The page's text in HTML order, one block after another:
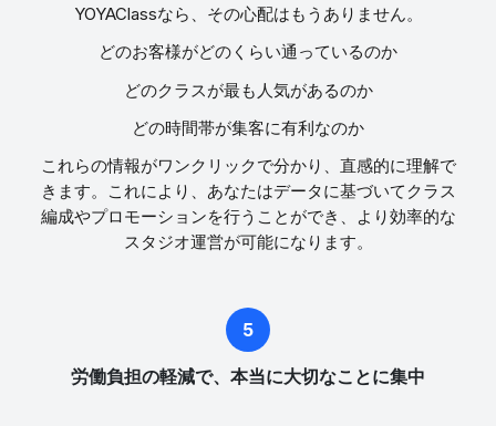
YOYAClassなら、その心配はもうありません。
どのお客様がどのくらい通っているのか
どのクラスが最も人気があるのか
どの時間帯が集客に有利なのか
これらの情報がワンクリックで分かり、直感的に理解で
きます。これにより、あなたはデータに基づいてクラス
編成やプロモーションを行うことができ、より効率的な
スタジオ運営が可能になります。
労働負担の軽減で、本当に大切なことに集中